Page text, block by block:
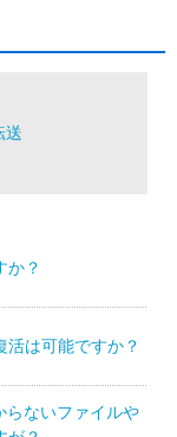
送
か？
活は可能ですか？
らないファイルや